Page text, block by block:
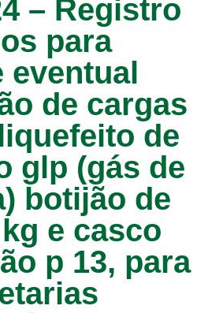
– Registro
para
eventual
de cargas
de
glp (gás de
botijão de
e casco
p 13, para